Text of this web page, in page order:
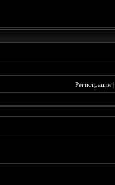
Регистрация|